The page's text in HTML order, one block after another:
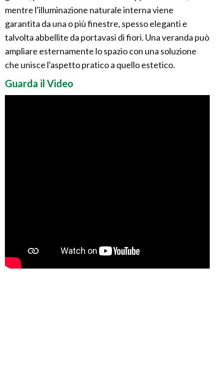
mentre l'illuminazione naturale interna viene
garantita da una o più finestre, spesso eleganti e
talvolta abbellite da portavasi di fiori. Una veranda può
ampliare esternamente lo spazio con una soluzione
che unisce l'aspetto pratico a quello estetico.
Guarda il Video